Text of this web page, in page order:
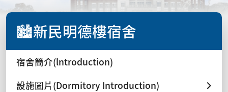
🏙️新民明德樓宿舍
宿舍簡介(lntroduction)
設施圖片(Dormitory Introduction)